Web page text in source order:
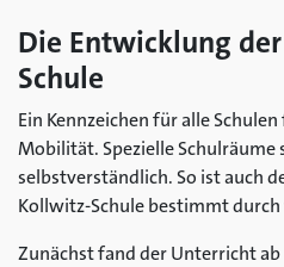
Die Entwicklung
Schule
Ein Kennzeichen für alle
Mobilität. Spezielle Schulräume
selbstverständlich. So ist auch
Kollwitz-Schule bestimmt durch
Zunächst fand der Unterricht